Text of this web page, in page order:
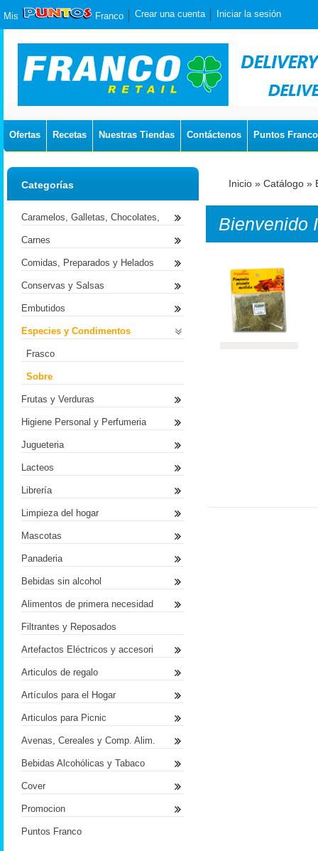
Mis Franco Crear una cuenta Iniciar la sesión
Ofertas Recetas Nuestras Tiendas Contáctenos Puntos Franco
Inicio » Catálogo »
Bienvenido
Categorías
Caramelos, Galletas, Chocolates,
Carnes
Comidas, Preparados y Helados
Conservas y Salsas
Embutidos
Especies y Condimentos
Frasco
Sobre
Frutas y Verduras
Higiene Personal y Perfumeria
Jugueteria
Lacteos
Librería
Limpieza del hogar
Mascotas
Panaderia
Bebidas sin alcohol
Alimentos de primera necesidad
Filtrantes y Reposados
Artefactos Eléctricos y accesori
Articulos de regalo
Artículos para el Hogar
Articulos para Picnic
Avenas, Cereales y Comp. Alim.
Bebidas Alcohólicas y Tabaco
Cover
Promocion
Puntos Franco